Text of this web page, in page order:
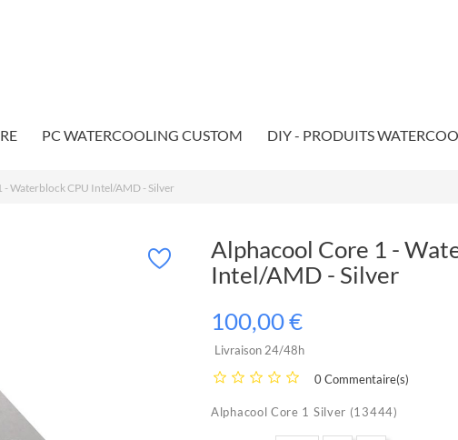
PC WATERCOOLING CUSTOM DIY - PRODUITS
- Waterblock CPU Intel/AMD - Silver
Alphacool Core 1 -
Intel/AMD - Silver
100,00 €
Livraison 24/48h
0 Commentaire(s)
Alphacool Core 1 Silver (13444)